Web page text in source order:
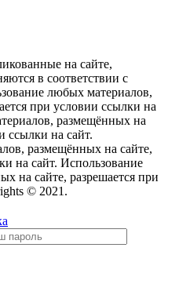
на сайте,
в соответствии с
любых материалов,
при условии ссылки на
размещённых на
ссылки на сайт.
размещённых на сайте,
на сайт. Использование
на сайте, разрешается при
© 2021.